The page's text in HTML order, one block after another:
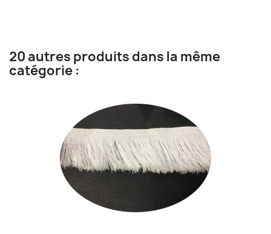
20 autres produits dans la même
catégorie :